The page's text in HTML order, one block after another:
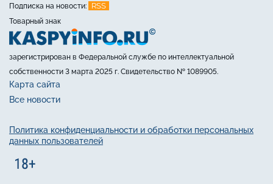
Подписка на новости:
RSS
Товарный знак
зарегистрирован в Федеральной службе по интеллектуальной
собственности 3 марта 2025 г. Свидетельство № 1089905.
Карта сайта
Все новости
Политика конфиденциальности и обработки персональных
данных пользователей